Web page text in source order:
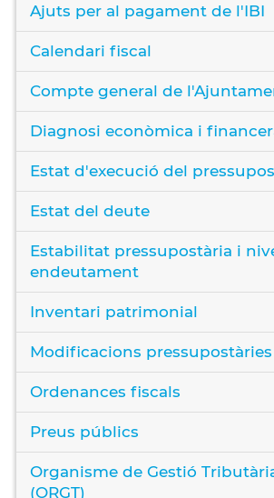
Ajuts per al pagament de l'IBI
Calendari fiscal
Compte general de
Diagnosi econòmica i
Estat d'execució del
Estat del deute
Estabilitat pressupostària i
endeutament
Inventari patrimonial
Modificacions pressupostàries
Ordenances fiscals
Preus públics
Organisme de Gestió
(ORGT)